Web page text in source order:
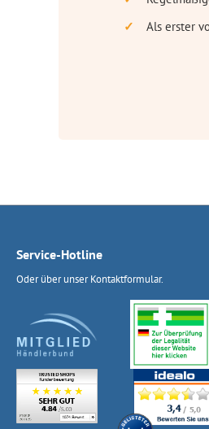
Als erster
Service-Hotline
Oder über unserKontaktformular.